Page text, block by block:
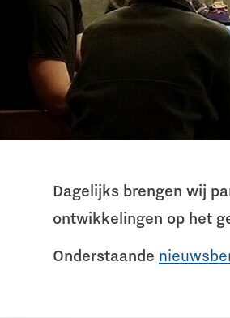
Dagelijks brengen wij
ontwikkelingen op het
Onderstaande